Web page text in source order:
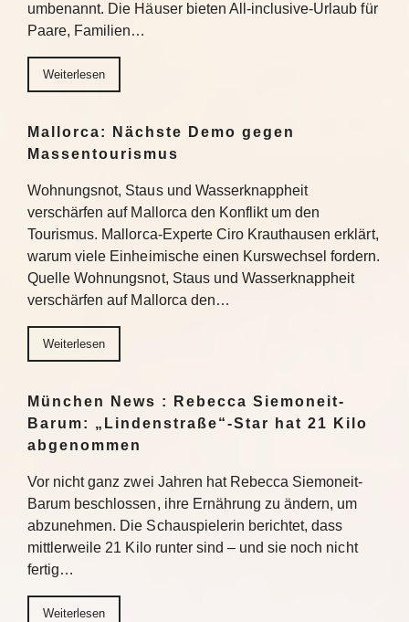
umbenannt. Die Häuser bieten All-inclusive-Urlaub für
Paare, Familien…
Weiterlesen
Mallorca: Nächste Demo gegen
Massentourismus
Wohnungsnot, Staus und Wasserknappheit
verschärfen auf Mallorca den Konflikt um den
Tourismus. Mallorca-Experte Ciro Krauthausen erklärt,
warum viele Einheimische einen Kurswechsel fordern.
Quelle Wohnungsnot, Staus und Wasserknappheit
verschärfen auf Mallorca den…
Weiterlesen
München News : Rebecca Siemoneit-
Barum: „Lindenstraße“-Star hat 21 Kilo
abgenommen
Vor nicht ganz zwei Jahren hat Rebecca Siemoneit-
Barum beschlossen, ihre Ernährung zu ändern, um
abzunehmen. Die Schauspielerin berichtet, dass
mittlerweile 21 Kilo runter sind – und sie noch nicht
fertig…
Weiterlesen